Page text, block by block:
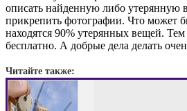
описать найденную либо утерянную
прикрепить фотографии. Что может
находятся 90% утерянных вещей.
бесплатно. А добрые дела делать
Читайте также: